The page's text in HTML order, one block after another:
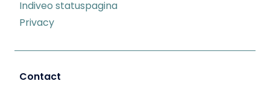
Indiveo statuspagina
Privacy
Contact